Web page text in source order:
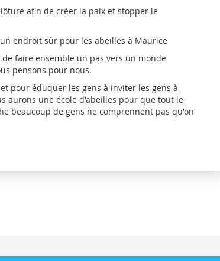
afin de créer la paix et stopper le
endroit sûr pour les abeilles à Maurice
faire ensemble un pas vers un monde
pensons pour nous.
pour éduquer les gens à inviter les gens à
aurons une école d'abeilles pour que tout le
beaucoup de gens ne comprennent pas qu'on